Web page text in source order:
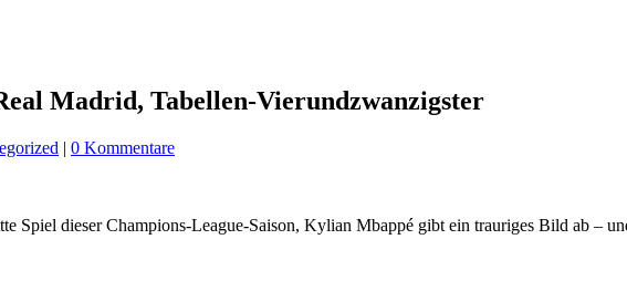
Madrid, Tabellen-Vierundzwanzigster
| 0 Kommentare
Spiel dieser Champions-League-Saison, Kylian Mbappé gibt ein trauriges Bild ab –